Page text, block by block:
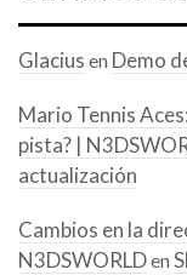
Glacius en Demo
Mario Tennis
pista? |
actualización
Cambios en la
N3DSWORLDen